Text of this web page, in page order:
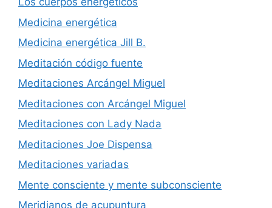
Medicina energética
Medicina energética Jill B.
Meditación código fuente
Meditaciones Arcángel Miguel
Meditaciones con Arcángel Miguel
Meditaciones con Lady Nada
Meditaciones Joe Dispensa
Meditaciones variadas
Mente consciente y mente subconsciente
Meridianos de acupuntura